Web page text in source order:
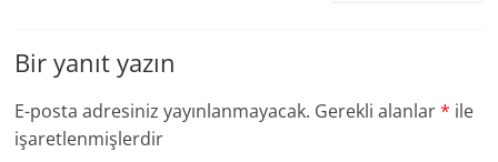
Bir yanıt yazın
E-posta adresiniz yayınlanmayacak. Gerekli alanlar* ile
işaretlenmişlerdir